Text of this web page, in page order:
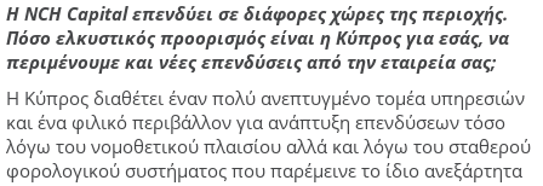
Η NCH Capital επενδύει σε διάφορες χώρες της περιοχής.
Πόσο ελκυστικός προορισμός είναι η Κύπρος για εσάς, να
περιμένουμε και νέες επενδύσεις από την εταιρεία σας;
Η Κύπρος διαθέτει έναν πολύ ανεπτυγμένο τομέα υπηρεσιών
και ένα φιλικό περιβάλλον για ανάπτυξη επενδύσεων τόσο
λόγω του νομοθετικού πλαισίου αλλά και λόγω του σταθερού
φορολογικού συστήματος που παρέμεινε το ίδιο ανεξάρτητα